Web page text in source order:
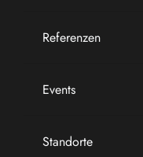
Referenzen
Events
Standorte